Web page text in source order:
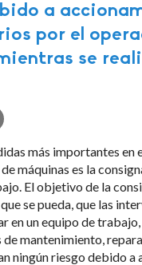
a
por el
se
más importantes en
máquinas es la
El objetivo de la
se pueda, que las
en un equipo de
de mantenimiento,
ningún riesgo debido a